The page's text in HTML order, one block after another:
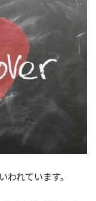
われています。